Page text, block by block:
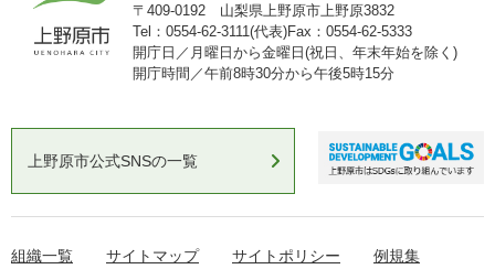
〒409-0192 山梨県上野原市上野原3832
Tel：0554-62-3111(代表)Fax：0554-62-5333
開庁日／月曜日から金曜日(祝日、年末年始を除く)
開庁時間／午前8時30分から午後5時15分
上野原市公式SNSの一覧
組織一覧 サイトマップ サイトポリシー
例規集